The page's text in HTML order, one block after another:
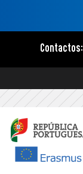
Contactos: